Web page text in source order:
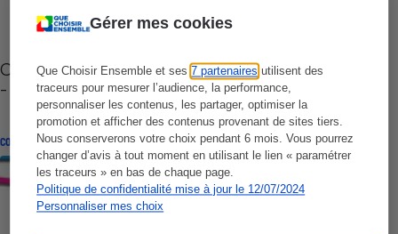
Gérer mes cookies
Que Choisir Ensemble et ses7 partenaires utilisent des
traceurs pour mesurer l’audience, la performance,
personnaliser les contenus, les partager, optimiser la
promotion et afficher des contenus provenant de sites tiers.
Nous conserverons votre choix pendant 6 mois. Vous pourrez
changer d’avis à tout moment en utilisant le lien « paramétrer
les traceurs » en bas de chaque page.
Politique de confidentialité mise à jour le 12/07/2024
Personnaliser mes choix
Cafetière à capsules zéro déchet CoffeeB (vidéo)
- Premières impressions
CONSEILS